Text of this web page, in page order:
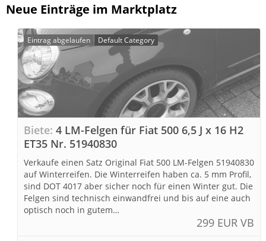
Neue Einträge im Marktplatz
Eintrag abgelaufen Default Category
Biete 4 LM-Felgen für Fiat 500 6,5 J x 16 H2
ET35 Nr. 51940830
Verkaufe einen Satz Original Fiat 500 LM-Felgen 51940830
auf Winterreifen. Die Winterreifen haben ca. 5 mm Profil,
sind DOT 4017 aber sicher noch für einen Winter gut. Die
Felgen sind technisch einwandfrei und bis auf eine auch
optisch noch in gutem…
299 EUR VB